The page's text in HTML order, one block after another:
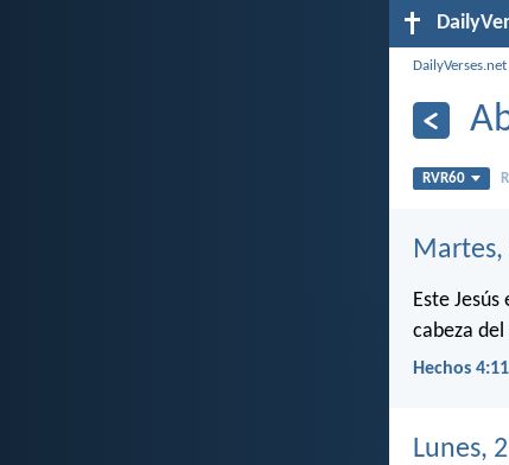
DailyVerses.net
RVR60
Este
cabeza
Hechos 4:11
Lunes,